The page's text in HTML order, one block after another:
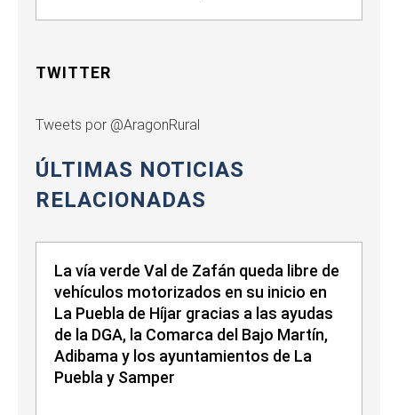
TWITTER
Tweets por @AragonRural
ÚLTIMAS NOTICIAS
RELACIONADAS
La vía verde Val de Zafán queda libre de
vehículos motorizados en su inicio en
La Puebla de Híjar gracias a las ayudas
de la DGA, la Comarca del Bajo Martín,
Adibama y los ayuntamientos de La
Puebla y Samper